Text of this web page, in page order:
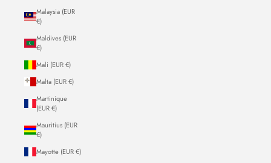
Malaysia (EUR
€)
Maldives (EUR
€)
Mali (EUR €)
Malta (EUR €)
Martinique
(EUR €)
Mauritius (EUR
€)
Mayotte (EUR €)